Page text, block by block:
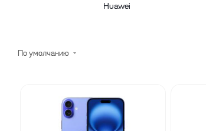
Huawei
По умолчанию